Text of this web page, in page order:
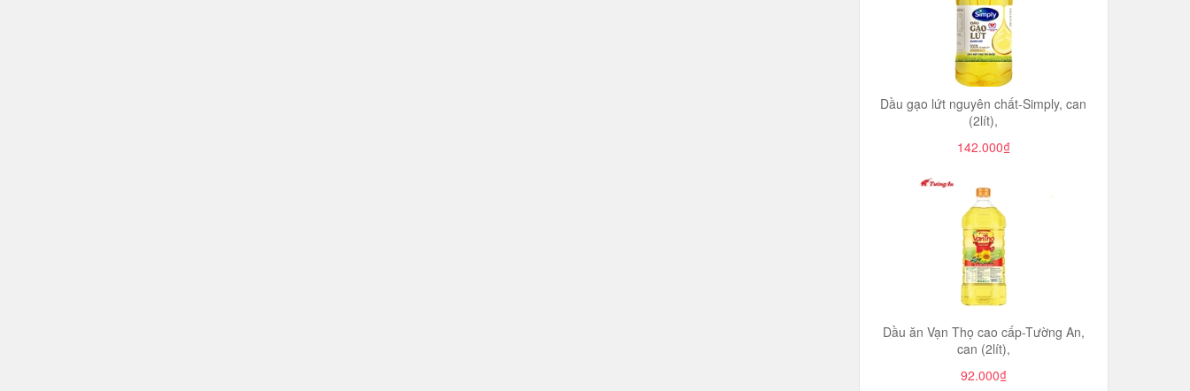
Dầu gạo lứt nguyên chất-Simply, can
(2lít),
142.000₫
Dầu ăn Vạn Thọ cao cấp-Tường An,
can (2lít),
92.000₫